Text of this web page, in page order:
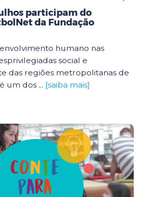
participam do
da Fundação
humano nas
social e
das regiões metropolitanas de
um dos ... [saiba mais]